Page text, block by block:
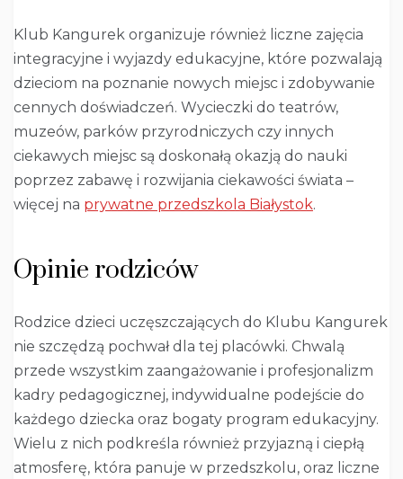
Klub Kangurek organizuje również liczne zajęcia
integracyjne i wyjazdy edukacyjne, które pozwalają
dzieciom na poznanie nowych miejsc i zdobywanie
cennych doświadczeń. Wycieczki do teatrów,
muzeów, parków przyrodniczych czy innych
ciekawych miejsc są doskonałą okazją do nauki
poprzez zabawę i rozwijania ciekawości świata –
więcej na prywatne przedszkola Białystok.
Opinie rodziców
Rodzice dzieci uczęszczających do Klubu Kangurek
nie szczędzą pochwał dla tej placówki. Chwalą
przede wszystkim zaangażowanie i profesjonalizm
kadry pedagogicznej, indywidualne podejście do
każdego dziecka oraz bogaty program edukacyjny.
Wielu z nich podkreśla również przyjazną i ciepłą
atmosferę, która panuje w przedszkolu, oraz liczne